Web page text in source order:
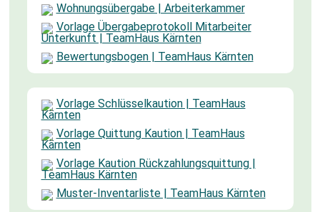
Wohnungsübergabe | Arbeiterkammer
Vorlage Übergabeprotokoll Mitarbeiter
Unterkunft | TeamHaus Kärnten
Bewertungsbogen | TeamHaus Kärnten
Vorlage Schlüsselkaution | TeamHaus
Kärnten
Vorlage Quittung Kaution | TeamHaus
Kärnten
Vorlage Kaution Rückzahlungsquittung |
TeamHaus Kärnten
Muster-Inventarliste | TeamHaus Kärnten